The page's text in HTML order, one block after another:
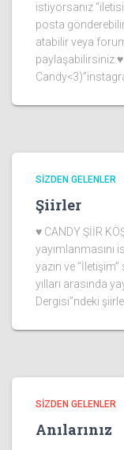
istiyorsanız
posta
atabilir veya
SIZDEN GELENLER
Şiirler
♥ CANDY ŞİİR
yayımlanmasını
yazın ve
yılları arasında
Dergisi”ndeki
SIZDEN GELENLER
Anılarınız